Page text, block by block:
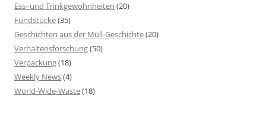
Ess- und Trinkgewohnheiten (20)
Fundstücke(35)
Geschichten aus der Müll-Geschichte(20)
Verhaltensforschung(50)
Verpackung(18)
Weekly News(4)
World-Wide-Waste(18)